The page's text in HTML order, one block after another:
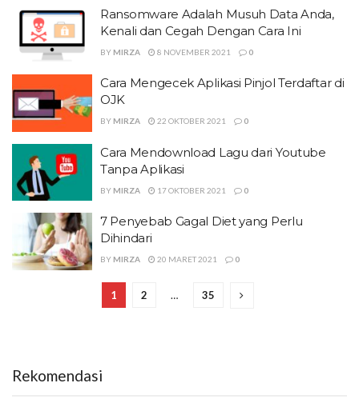
Ransomware Adalah Musuh Data Anda,
Kenali dan Cegah Dengan Cara Ini
BY MIRZA 8 NOVEMBER 2021 0
Cara Mengecek Aplikasi Pinjol Terdaftar di
OJK
BY MIRZA 22 OKTOBER 2021 0
Cara Mendownload Lagu dari Youtube
Tanpa Aplikasi
BY MIRZA 17 OKTOBER 2021 0
7 Penyebab Gagal Diet yang Perlu
Dihindari
BY MIRZA 20 MARET 2021 0
1 2 … 35
Rekomendasi